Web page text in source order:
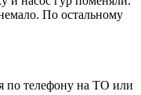
По остальному
по телефону на ТО или